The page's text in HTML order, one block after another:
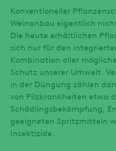
Konventioneller
Weinanbau eigentlich
Die heute erhältlichen
sich nur für den
Kombination aller
Schutz unserer Umwelt.
in der Düngung zählen
von Pilzkrankheiten etwa
Schädlingsbekämpfung,
geeigneten Spritzmitteln
Insektizide.